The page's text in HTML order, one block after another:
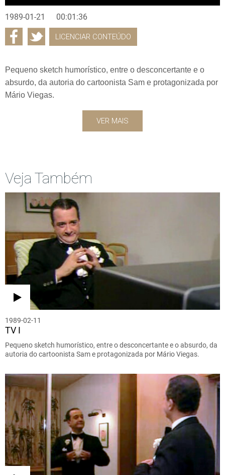
1989-01-21 00:01:36
LICENCIAR CONTEÚDO
Pequeno sketch humorístico, entre o desconcertante e o
absurdo, da autoria do cartoonista Sam e protagonizada por
Mário Viegas.
VER MAIS
Veja Também
1989-02-11
TV I
Pequeno sketch humorístico, entre o desconcertante e o absurdo, da
autoria do cartoonista Sam e protagonizada por Mário Viegas.